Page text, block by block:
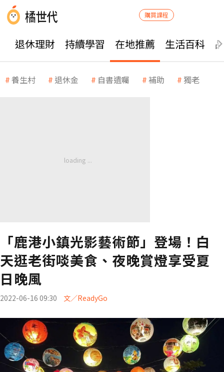
購買課程
退休理財 持續學習 在地推薦 生活百科
養生村 退休金 自書遺囑 補助 獨老
「鹿港小鎮光影藝術節」登場！白
天逛老街啖美食、夜晚賞燈享受夏
日晚風
2022-06-16 09:30 文／ReadyGo